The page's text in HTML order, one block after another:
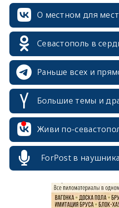
О местном для
Севастополь в
Раньше всех и
Большие темы и
Живи по-
ForPost в